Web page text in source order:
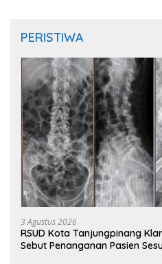
PERISTIWA
3 Agustus 2026
RSUD Kota Tanjungpinang
Sebut Penanganan Pasien